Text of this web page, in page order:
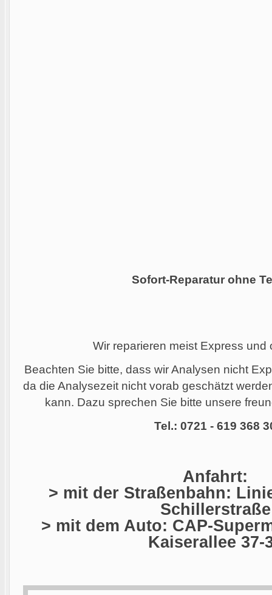
Sofort-Reparatur ohne
Wir reparieren meist Express und
Beachten Sie bitte, dass wir Analysen nicht
da die Analysezeit nicht vorab geschätzt
kann. Dazu sprechen Sie bitte unsere
Tel.: 0721 - 619 368
Anfahrt:
> mit der Straßenbahn:
Schillerstraße
> mit dem Auto: CAP-
Kaiserallee 37-